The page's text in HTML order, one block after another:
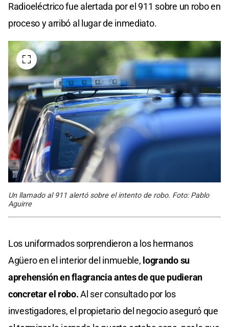
Radioeléctrico fue alertada por el 911 sobre un robo en
proceso y arribó al lugar de inmediato.
Un llamado al 911 alertó sobre el intento de robo. Foto: Pablo
Aguirre
Los uniformados sorprendieron a los hermanos
Agüero en el interior del inmueble, logrando su
aprehensión en flagrancia antes de que pudieran
concretar el robo.Al ser consultado por los
investigadores, el propietario del negocio aseguró que